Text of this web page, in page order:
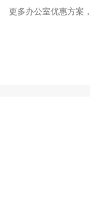
更多办公室优惠方案